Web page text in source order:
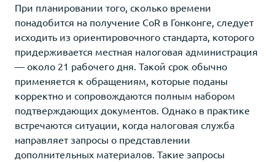
При планировании того, сколько времени
понадобится на получение CoR в Гонконге, следует
исходить из ориентировочного стандарта, которого
придерживается местная налоговая администрация
— около 21 рабочего дня. Такой срок обычно
применяется к обращениям, которые поданы
корректно и сопровождаются полным набором
подтверждающих документов. Однако в практике
встречаются ситуации, когда налоговая служба
направляет запросы о представлении
дополнительных материалов. Такие запросы